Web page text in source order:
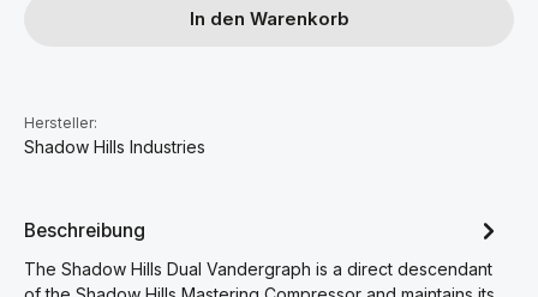
In den Warenkorb
Hersteller:
Shadow Hills Industries
Beschreibung
The Shadow Hills Dual Vandergraph is a direct descendant